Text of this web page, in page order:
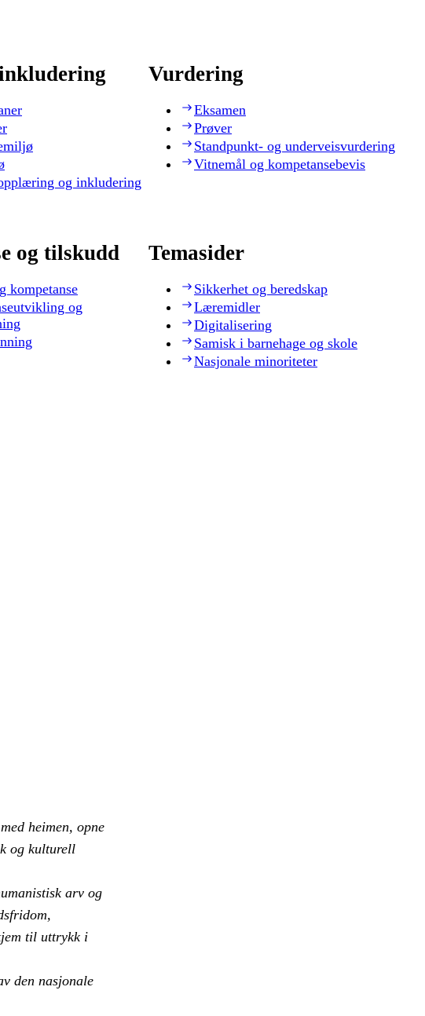
og inkludering
Vurdering
Eksamen
Prøver
Standpunkt- og underveisvurdering
Vitnemål og kompetansebevis
og tilskudd
kompetanse
og
Temasider
Sikkerhet og beredskap
Læremidler
Digitalisering
Samisk i barnehage og skole
Nasjonale minoriteter
heimen, opne
og kulturell
arv og
til uttrykk i
den nasjonale